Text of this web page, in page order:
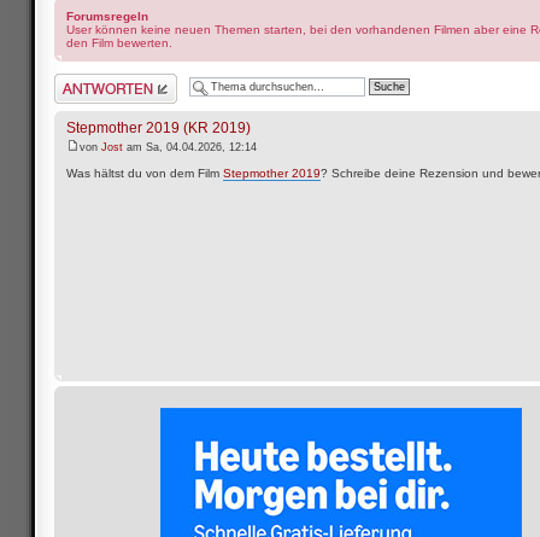
Forumsregeln
User können keine neuen Themen starten, bei den vorhandenen Filmen aber eine
den Film bewerten.
Antwort schreiben
Stepmother 2019 (KR 2019)
von Jost am Sa, 04.04.2026, 12:14
Was hältst du von dem Film Stepmother 2019? Schreibe deine Rezension und